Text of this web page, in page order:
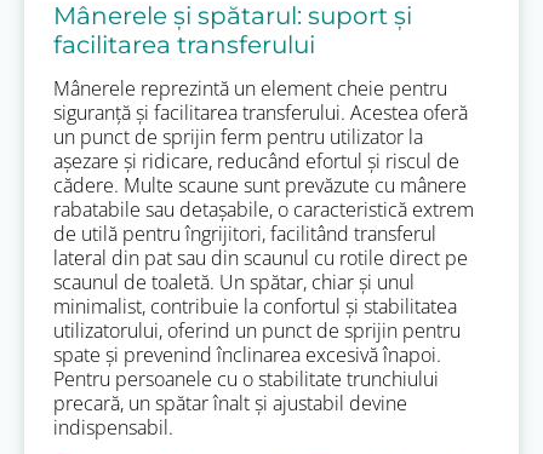
Mânerele și spătarul: suport și
facilitarea transferului
Mânerele reprezintă un element cheie pentru
siguranță și facilitarea transferului. Acestea oferă
un punct de sprijin ferm pentru utilizator la
așezare și ridicare, reducând efortul și riscul de
cădere. Multe scaune sunt prevăzute cu mânere
rabatabile sau detașabile, o caracteristică extrem
de utilă pentru îngrijitori, facilitând transferul
lateral din pat sau din scaunul cu rotile direct pe
scaunul de toaletă. Un spătar, chiar și unul
minimalist, contribuie la confortul și stabilitatea
utilizatorului, oferind un punct de sprijin pentru
spate și prevenind înclinarea excesivă înapoi.
Pentru persoanele cu o stabilitate trunchiului
precară, un spătar înalt și ajustabil devine
indispensabil.